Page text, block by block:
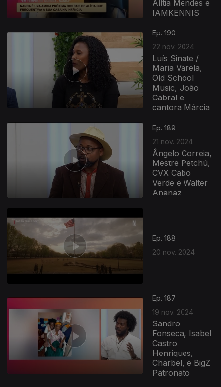
Alítia Mendes e
IAMKENNIS
Ep. 190
22 nov. 2024
Luís Sinate /
Maria Varela,
Old School
Music, João
Cabral e
cantora Márcia
Ep. 189
21 nov. 2024
Ângelo Correia,
Mestre Petchú,
CVX Cabo
Verde e Walter
Ananaz
Ep. 188
20 nov. 2024
Ep. 187
19 nov. 2024
Sandro
Fonseca, Isabel
Castro
Henriques,
Charbel, e BigZ
Patronato